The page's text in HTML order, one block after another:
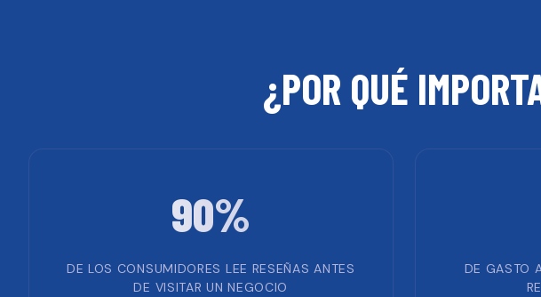
¿POR QUÉ
90%
DE LOS CONSUMIDORES LEE RESEÑAS ANTES
DE VISITAR UN NEGOCIO
DE GASTO